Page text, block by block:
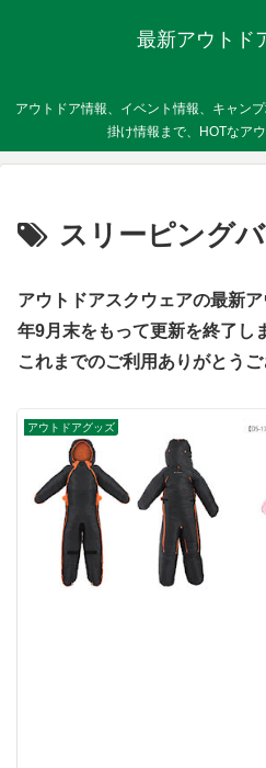
最新アウトド
アウトドア情報、イベント情報、キャン
掛け情報まで、HOTなア
スリーピング
アウトドアスクウェアの最新
年9月末をもって更新を終了し
これまでのご利用ありがとうご
アウトドアグッズ